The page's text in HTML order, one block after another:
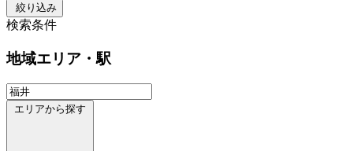
絞り込み
検索条件
地域エリア・駅
エリアから探す